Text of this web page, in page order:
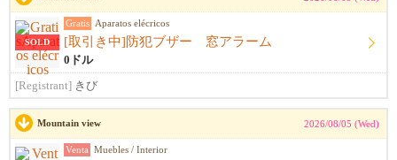
SOLD
Gratis Aparatos elécricos
[取引き中]防犯ブザー 窓アラーム
0ドル
[Registrant] きび
Mountain view 2026/08/05 (Wed)
Venta Muebles / Interior